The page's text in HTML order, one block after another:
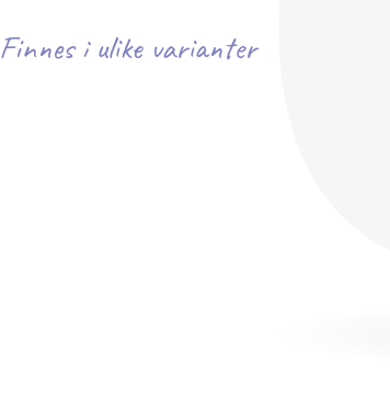
Finnes i ulike varianter